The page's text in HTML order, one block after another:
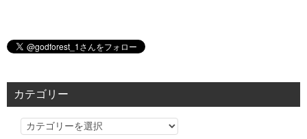
カテゴリー
カ